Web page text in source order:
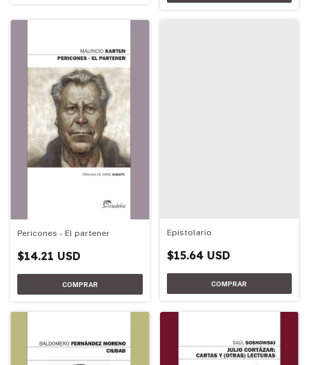
Pericones - El partener
$14.21 USD
Epistolario
$15.64 USD